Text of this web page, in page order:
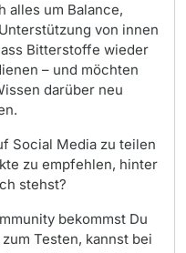
alles um Balance,
von innen
Bitterstoffe wieder
– und möchten
darüber neu
Social Media zu teilen
zu empfehlen, hinter
stehst?
bekommst Du
Testen, kannst bei